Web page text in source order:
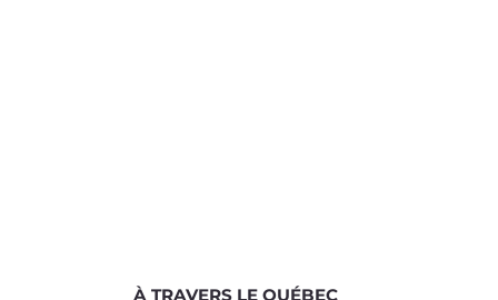
À TRAVERS LE QUÉBEC